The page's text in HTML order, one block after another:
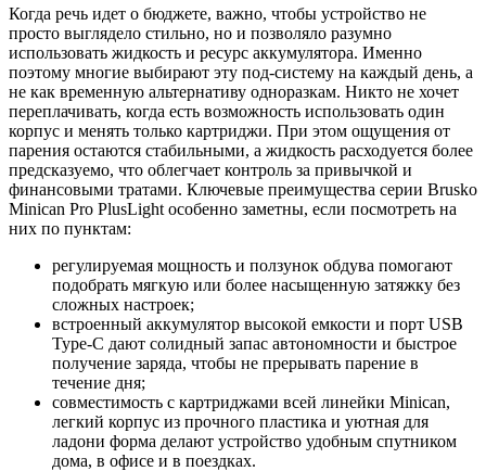
Когда речь идет о бюджете, важно, чтобы устройство не
просто выглядело стильно, но и позволяло разумно
использовать жидкость и ресурс аккумулятора. Именно
поэтому многие выбирают эту под-систему на каждый день, а
не как временную альтернативу одноразкам. Никто не хочет
переплачивать, когда есть возможность использовать один
корпус и менять только картриджи. При этом ощущения от
парения остаются стабильными, а жидкость расходуется более
предсказуемо, что облегчает контроль за привычкой и
финансовыми тратами. Ключевые преимущества серии Brusko
Minican Pro PlusLight особенно заметны, если посмотреть на
них по пунктам:
регулируемая мощность и ползунок обдува помогают
подобрать мягкую или более насыщенную затяжку без
сложных настроек;
встроенный аккумулятор высокой емкости и порт USB
Type-C дают солидный запас автономности и быстрое
получение заряда, чтобы не прерывать парение в
течение дня;
совместимость с картриджами всей линейки Minican,
легкий корпус из прочного пластика и уютная для
ладони форма делают устройство удобным спутником
дома, в офисе и в поездках.